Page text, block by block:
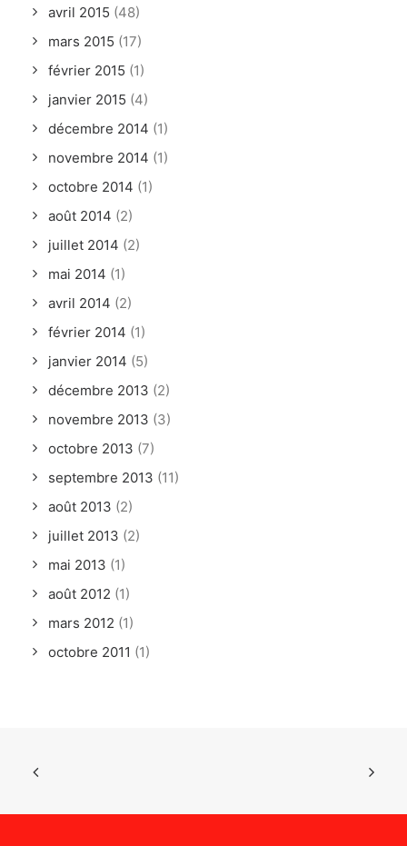
avril 2015 (48)
mars 2015 (17)
février 2015 (1)
janvier 2015 (4)
décembre 2014 (1)
novembre 2014 (1)
octobre 2014 (1)
août 2014 (2)
juillet 2014 (2)
mai 2014 (1)
avril 2014 (2)
février 2014 (1)
janvier 2014 (5)
décembre 2013 (2)
novembre 2013 (3)
octobre 2013 (7)
septembre 2013 (11)
août 2013 (2)
juillet 2013 (2)
mai 2013 (1)
août 2012 (1)
mars 2012 (1)
octobre 2011 (1)